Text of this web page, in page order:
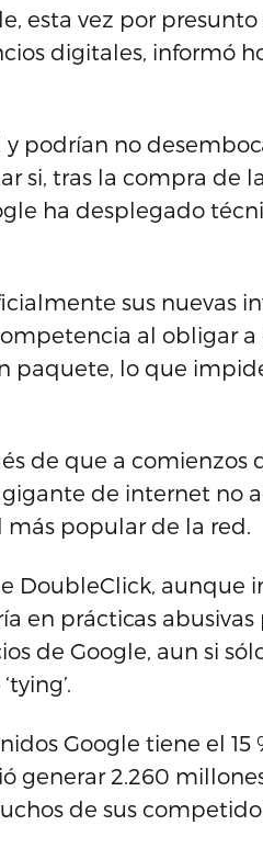
esta vez por
digitales, informó
y podrían no
si, tras la compra de
ha desplegado
sus nuevas
al obligar a
paquete, lo que
de que a comienzos
de internet no
popular de la red.
DoubleClick, aunque
en prácticas
de Google, aun si
Google tiene el
generar 2.260
de sus